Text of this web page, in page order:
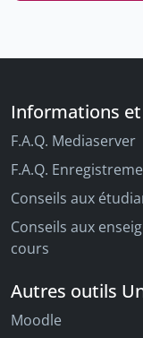
Informations
F.A.Q. Mediaserver
F.A.Q.
Conseils aux
Conseils aux
cours
Autres outils
Moodle